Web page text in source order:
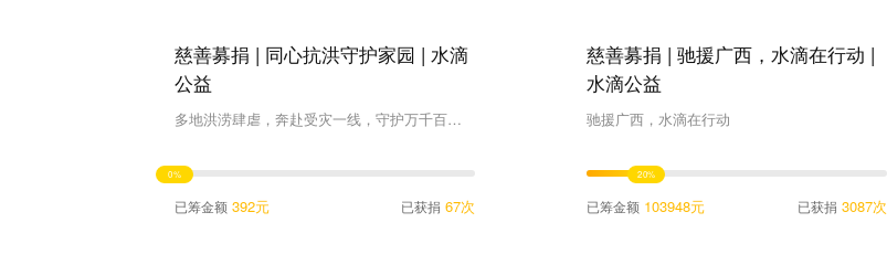
慈善募捐 | 同心抗洪守护家园 | 水滴
公益
多地洪涝肆虐，奔赴受灾一线，守护万千百姓家园
0%
已筹金额 392元 已获捐 67次
慈善募捐 | 驰援广西，水滴在行动 |
水滴公益
驰援广西，水滴在行动
20%
已筹金额 103948元 已获捐 3087次